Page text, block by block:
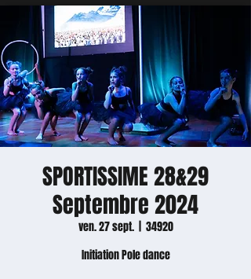
SPORTISSIME 28&29
Septembre 2024
ven. 27 sept.
  |
34920
Initiation Pole dance